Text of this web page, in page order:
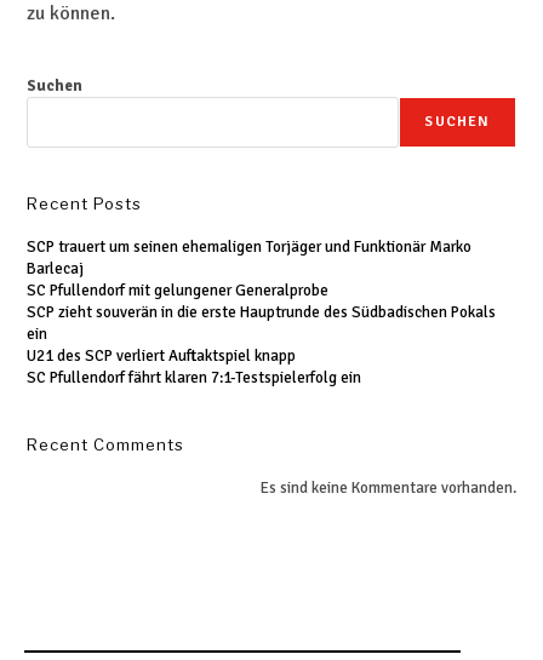
zu können.
Suchen
SUCHEN
Recent Posts
SCP trauert um seinen ehemaligen Torjäger und Funktionär Marko
Barlecaj
SC Pfullendorf mit gelungener Generalprobe
SCP zieht souverän in die erste Hauptrunde des Südbadischen Pokals
ein
U21 des SCP verliert Auftaktspiel knapp
SC Pfullendorf fährt klaren 7:1-Testspielerfolg ein
Recent Comments
Es sind keine Kommentare vorhanden.